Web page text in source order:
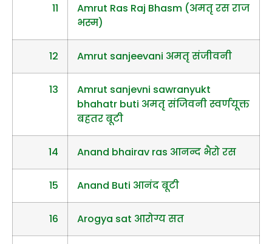
11
Amrut Ras Raj Bhasm (अमतृ रस राज
भस्म)
12 Amrut sanjeevani अमतृ संजीवनी
13
Amrut sanjevni sawranyukt
bhahatr buti अमतृ संजिवनी स्वर्णयूक्त
बहतर बूटी
14 Anand bhairav ras आनन्द भैरो रस
15 Anand Buti आनंद बूटी
16 Arogya sat आरोग्य सत